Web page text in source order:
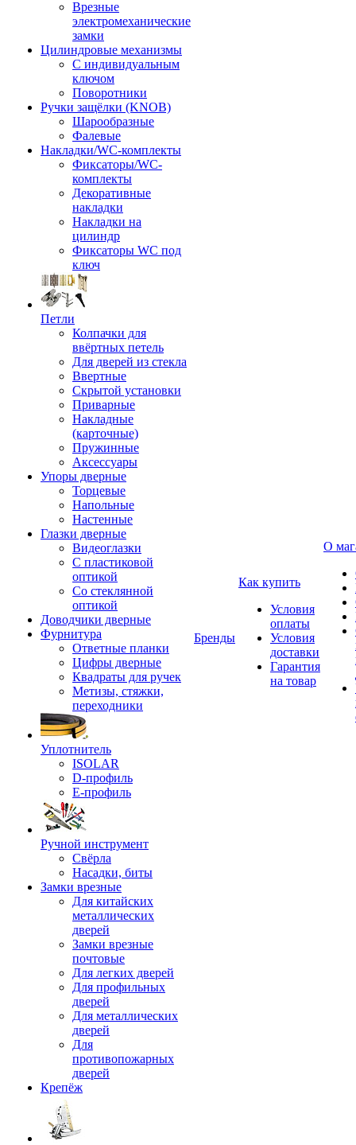
Врезные
электромеханические
замки
Цилиндровые механизмы
С индивидуальным
ключом
Поворотники
Ручки защёлки (KNOB)
Шарообразные
Фалевые
Накладки/WC-комплекты
Фиксаторы/WC-
комплекты
Декоративные
накладки
Накладки на
цилиндр
Фиксаторы WC под
ключ
Петли
Колпачки для
ввёртных петель
Для дверей из стекла
Ввертные
Скрытой установки
Приварные
Накладные
(карточные)
Пружинные
Аксессуары
Упоры дверные
Торцевые
Напольные
Настенные
Глазки дверные
Видеоглазки
С пластиковой
оптикой
Со стеклянной
оптикой
Доводчики дверные
Фурнитура
Ответные планки
Цифры дверные
Квадраты для ручек
Метизы, стяжки,
переходники
Уплотнитель
ISOLAR
D-профиль
Е-профиль
Ручной инструмент
Свёрла
Насадки, биты
Замки врезные
Для китайских
металлических
дверей
Замки врезные
почтовые
Для легких дверей
Для профильных
дверей
Для металлических
дверей
Для
противопожарных
дверей
Крепёж
Бренды
Как купить
Условия
оплаты
Условия
доставки
Гарантия
на товар
О